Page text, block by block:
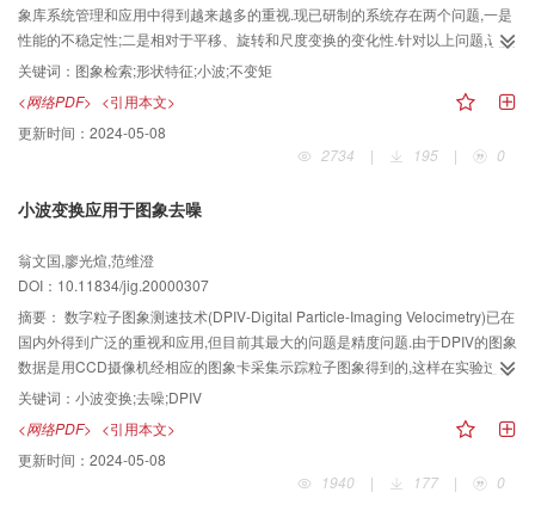
象库系统管理和应用中得到越来越多的重视.现已研制的系统存在两个问题,一是
性能的不稳定性;二是相对于平移、旋转和尺度变换的变化性.针对以上问题,该文
提出了一种新的基于形状的图象检索算法.此算法先对亮度图象进行小波模极大
值变换以得到多尺度的边界图象,再利用7个不变矩提取每一尺度边界图象的特
征,所有尺度上的矩共同组成图象的特征向量.图象的相似度用图象特征向量的归
一化加权欧氏距离表示.用服装图象数据库进行试验得到的结果表明该算法能较
关键词： 图象检索;形状特征;小波;不变矩
<网络PDF> <引用本文>
更新时间： 2024-05-08
2734
| 195 | 0
小波变换应用于图象去噪
翁文国,廖光煊,范维澄
DOI：10.11834/jig.20000307
摘要： 数字粒子图象测速技术(DPIV-Digital Particle-Imaging Velocimetry)已在
国内外得到广泛的重视和应用,但目前其最大的问题是精度问题.由于DPIV的图象
数据是用CCD摄像机经相应的图象卡采集示踪粒子图象得到的,这样在实验过程
中不可避免引入的噪声(主要是示踪粒子大小、示踪粒子数量、诊断窗口大小、
诊断窗口内的速度梯度和量化效果等引入的噪声)降低了实验测量的精度.本文应
用小波变换的多分辨率特性,对DPIV图象(模拟和实际图象)进行去噪处理,并与维
纳去噪和中值去噪进行比较
关键词： 小波变换;去噪;DPIV
<网络PDF> <引用本文>
更新时间： 2024-05-08
1940
| 177 | 0